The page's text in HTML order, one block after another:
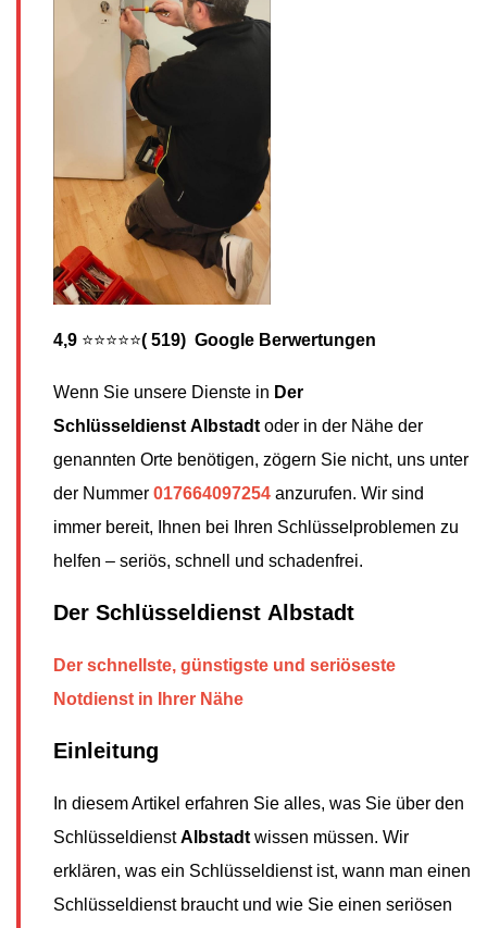
4,9 ⭐⭐⭐⭐⭐( 519) Google Berwertungen
Wenn Sie unsere Dienste in Der
Schlüsseldienst Albstadt oder in der Nähe der
genannten Orte benötigen, zögern Sie nicht, uns unter
der Nummer 017664097254 anzurufen. Wir sind
immer bereit, Ihnen bei Ihren Schlüsselproblemen zu
helfen – seriös, schnell und schadenfrei.
Der Schlüsseldienst Albstadt
Der schnellste, günstigste und seriöseste
Notdienst in Ihrer Nähe
Einleitung
In diesem Artikel erfahren Sie alles, was Sie über den
SchlüsseldienstAlbstadt wissen müssen. Wir
erklären, was ein Schlüsseldienst ist, wann man einen
Schlüsseldienst braucht und wie Sie einen seriösen